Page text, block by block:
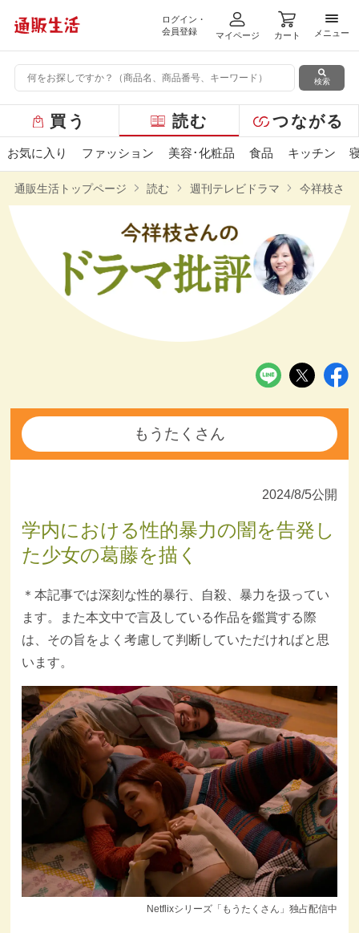
ログイン・
会員登録
マイページ カート
メニ
メニュー
検索
ー
バ
ニ
買う 読む つながる
お気に入り ファッション 美容･化粧品 食品 キッチン
通販生活トップページ 読む 週刊テレビドラマ 今祥枝さん
もうたくさん
2024/8/5公開
学内における性的暴力の闇を告発し
た少女の葛藤を描く
＊本記事では深刻な性的暴行、自殺、暴力を扱ってい
ます。また本文中で言及している作品を鑑賞する際
は、その旨をよく考慮して判断していただければと思
います。
Netflixシリーズ「もうたくさん」独占配信中